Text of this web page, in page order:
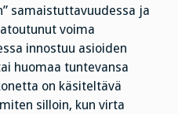
samaistuttavuudessa ja
voima
innostuu asioiden
huomaa tuntevansa
on käsiteltävä
silloin, kun virta